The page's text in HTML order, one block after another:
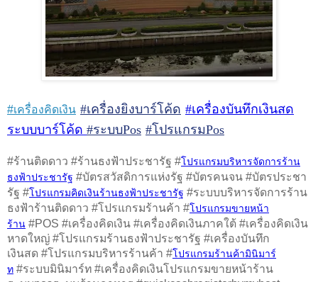
#เครื่องคิดเงิน #เครื่องยิงบาร์โค้ด #เครื่องบันทึกเงินสด
ระบบบาร์โค้ด #ระบบPos #โปรแกรมPos
#ร้านติดดาว #ร้านธงฟ้าประชารัฐ #โปรแกรมบริหารจัดการร้าน
ธงฟ้าประชารัฐ #บัตรสวัสดิการแห่งรัฐ #บัตรคนจน #บัตรประชา
รัฐ #โปรแกรมคิดเงินร้านธงฟ้าประชารัฐ #ระบบบริหารจัดการร้าน
ธงฟ้าร้านติดดาว #โปรแกรมร้านค้า #โปรแกรมขายหน้า
ร้าน #POS #เครื่องคิดเงิน #เครื่องคิดเงินภาคใต้ #เครื่องคิดเงิน
หาดใหญ่ #โปรแกรมร้านธงฟ้าประชารัฐ #เครื่องบันทึก
เงินสด #โปรแกรมบริหารร้านค้า #โปรแกรมร้านค้ามินิมาร์
ท #ระบบมินิมาร์ท #เครื่องคิดเงินโปรแกรมขายหน้าร้าน